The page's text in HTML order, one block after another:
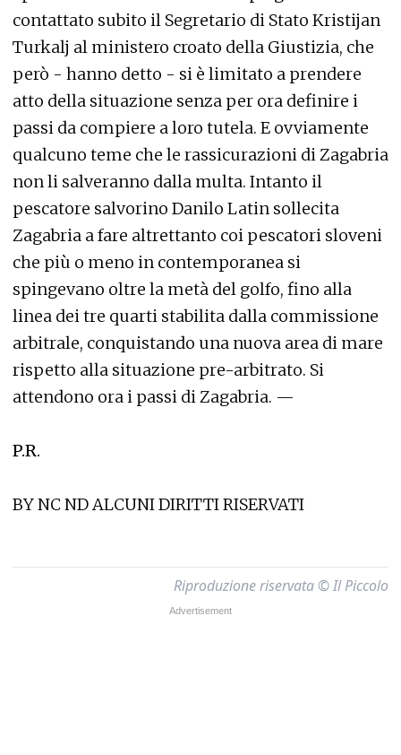
contattato subito il Segretario di Stato Kristijan
Turkalj al ministero croato della Giustizia, che
però - hanno detto - si è limitato a prendere
atto della situazione senza per ora definire i
passi da compiere a loro tutela. E ovviamente
qualcuno teme che le rassicurazioni di Zagabria
non li salveranno dalla multa. Intanto il
pescatore salvorino Danilo Latin sollecita
Zagabria a fare altrettanto coi pescatori sloveni
che più o meno in contemporanea si
spingevano oltre la metà del golfo, fino alla
linea dei tre quarti stabilita dalla commissione
arbitrale, conquistando una nuova area di mare
rispetto alla situazione pre-arbitrato. Si
attendono ora i passi di Zagabria. —
P.R.
BY NC ND ALCUNI DIRITTI RISERVATI
Riproduzione riservata © Il Piccolo